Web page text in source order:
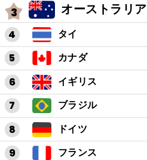
オーストラリア
タイ
カナダ
イギリス
ブラジル
ドイツ
フランス